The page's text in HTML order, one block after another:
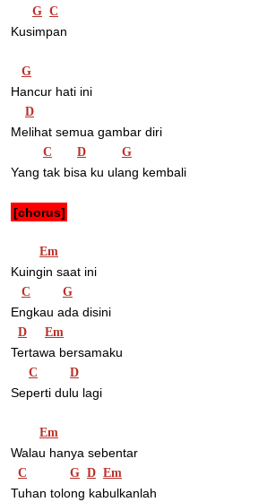
G C
Kusimpan
G
Hancur hati ini
D
Melihat semua gambar diri
C D G
Yang tak bisa ku ulang kembali
[chorus]
Em
Kuingin saat ini
C G
Engkau ada disini
D Em
Tertawa bersamaku
C D
Seperti dulu lagi
Em
Walau hanya sebentar
C G D Em
Tuhan tolong kabulkanlah